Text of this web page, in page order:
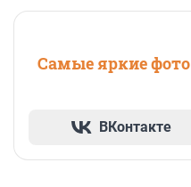
Самые яркие
ВКонтакте